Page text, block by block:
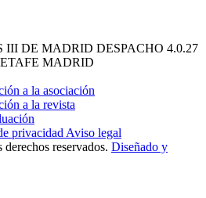
III DE MADRID DESPACHO 4.0.27
MADRID
a la asociación
a la revista
privacidad Aviso legal
reservados. Diseñado y